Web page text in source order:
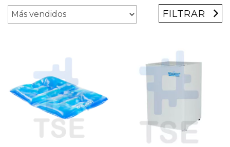
FILTRAR